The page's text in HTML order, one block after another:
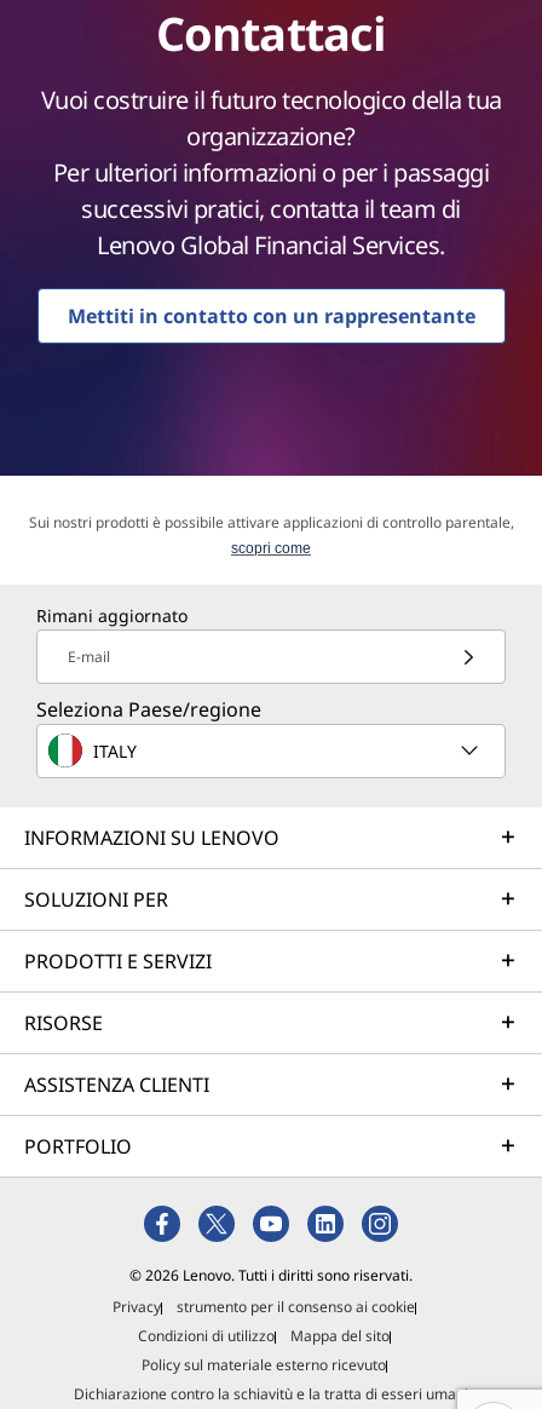
Contattaci
Vuoi costruire il futuro tecnologico della tua
organizzazione?
Per ulteriori informazioni o per i passaggi
successivi pratici, contatta il team di
Lenovo Global Financial Services.
Mettiti in contatto con un rappresentante
Sui nostri prodotti è possibile attivare applicazioni di controllo parentale,
scopri come
Rimani aggiornato
E-mail
Seleziona Paese/regione
ITALY
INFORMAZIONI SU LENOVO
SOLUZIONI PER
PRODOTTI E SERVIZI
RISORSE
ASSISTENZA CLIENTI
PORTFOLIO
© 2026 Lenovo. Tutti i diritti sono riservati.
Privacy
strumento per il consenso ai cookie
Condizioni di utilizzo
Mappa del sito
Policy sul materiale esterno ricevuto
Dichiarazione contro la schiavitù e la tratta di esseri umani